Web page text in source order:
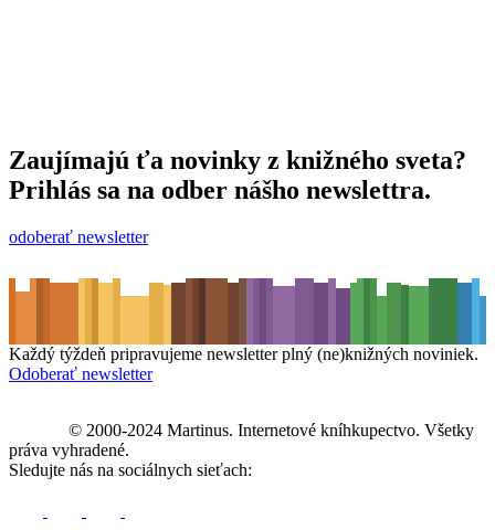
Zaujímajú ťa novinky z knižného sveta?
Prihlás sa na odber nášho newslettra.
odoberať newsletter
Každý týždeň pripravujeme newsletter plný (ne)knižných noviniek.
Odoberať newsletter
© 2000-2024 Martinus. Internetové kníhkupectvo. Všetky
práva vyhradené.
Sledujte nás na sociálnych sieťach: